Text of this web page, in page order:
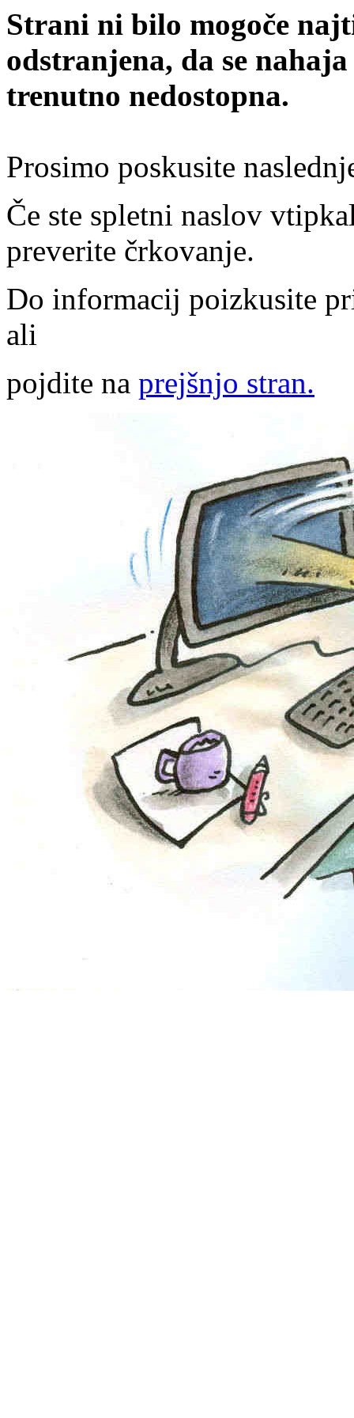
Strani ni bilo mogoče
odstranjena, da se
trenutno nedostopna.
Prosimo poskusite
Če ste spletni naslov
preverite črkovanje.
Do informacij poizkusite
ali
pojdite na prejšnjo stran.